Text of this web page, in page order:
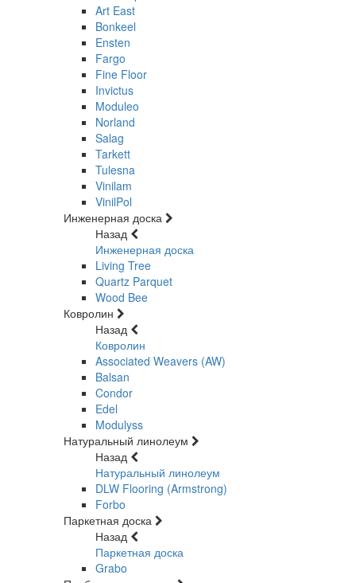
Art East
Bonkeel
Ensten
Fargo
Fine Floor
Invictus
Moduleo
Norland
Salag
Tarkett
Tulesna
Vinilam
VinilPol
Инженерная доска
Назад
Инженерная доска
Living Tree
Quartz Parquet
Wood Bee
Ковролин
Назад
Ковролин
Associated Weavers (AW)
Balsan
Condor
Edel
Modulyss
Натуральный линолеум
Назад
Натуральный линолеум
DLW Flooring (Armstrong)
Forbo
Паркетная доска
Назад
Паркетная доска
Grabo